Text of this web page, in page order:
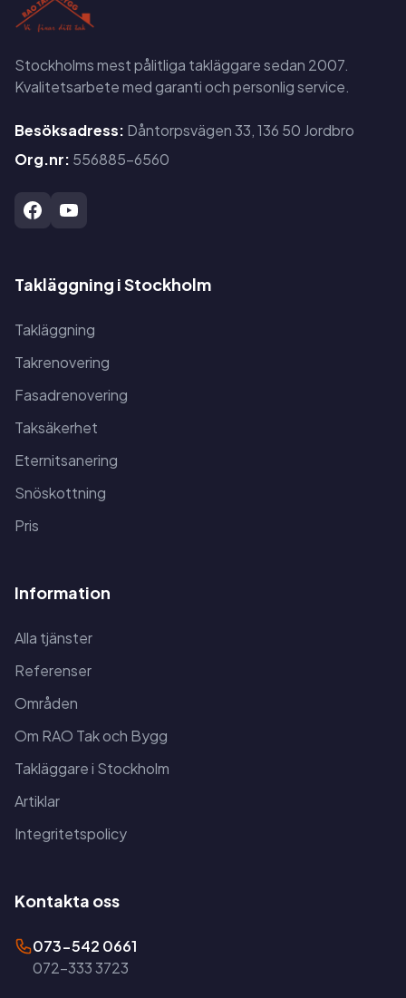
Stockholms mest pålitliga takläggare sedan 2007.
Kvalitetsarbete med garanti och personlig service.
Besöksadress: Dåntorpsvägen 33, 136 50 Jordbro
Org.nr: 556885-6560
Takläggning i Stockholm
Takläggning
Takrenovering
Fasadrenovering
Taksäkerhet
Eternitsanering
Snöskottning
Pris
Information
Alla tjänster
Referenser
Områden
Om RAO Tak och Bygg
Takläggare i Stockholm
Artiklar
Integritetspolicy
Kontakta oss
073-542 0661
072-333 3723